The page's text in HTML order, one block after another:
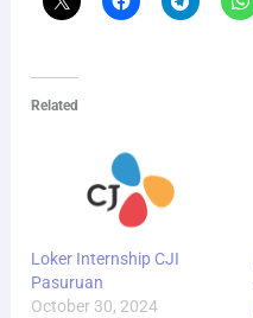
Related
Loker Internship CJI
Pasuruan
October 30, 2024